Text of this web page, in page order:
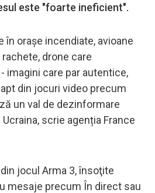
este "foarte ineficient".
în oraşe incendiate, avioane
drone care
imagini care par autentice,
din jocuri video precum
un val de dezinformare
scrie agenția France
jocul Arma 3, însoţite
mesaje precum În direct sau